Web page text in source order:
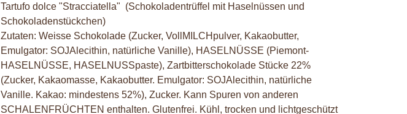
Tartufo dolce "Stracciatella" (Schokoladentrüffel mit Haselnüssen und
Schokoladenstückchen)
Zutaten: Weisse Schokolade (Zucker, VollMILCHpulver, Kakaobutter,
Emulgator: SOJAlecithin, natürliche Vanille), HASELNÜSSE (Piemont-
HASELNÜSSE, HASELNUSSpaste), Zartbitterschokolade Stücke 22%
(Zucker, Kakaomasse, Kakaobutter. Emulgator: SOJAlecithin, natürliche
Vanille. Kakao: mindestens 52%), Zucker. Kann Spuren von anderen
SCHALENFRÜCHTEN enthalten. Glutenfrei. Kühl, trocken und lichtgeschützt